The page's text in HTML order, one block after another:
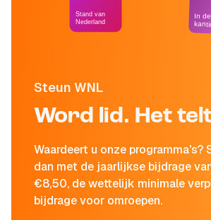
Steun WNL
Word lid. Het
Waardeert u onze programma's?
dan met de jaarlijkse bijdrage
€8,50, de wettelijk minimale
bijdrage voor omroepen.
Stand van
Nederland
In de